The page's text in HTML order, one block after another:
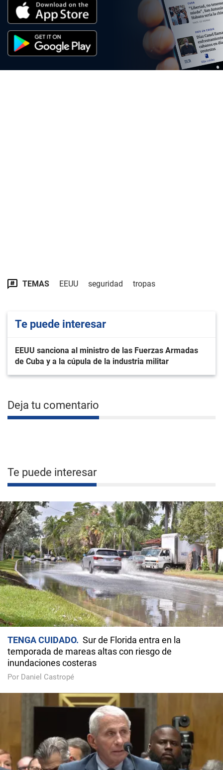
TEMAS EEUU seguridad tropas
Te puede interesar
EEUU sanciona al ministro de las Fuerzas Armadas
de Cuba y a la cúpula de la industria militar
Deja tu comentario
Te puede interesar
TENGA CUIDADO
Sur de Florida entra en la
temporada de mareas altas con riesgo de
inundaciones costeras
Por Daniel Castropé